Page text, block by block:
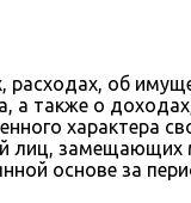
расходах, об
а также о
характера
лиц,
основе за